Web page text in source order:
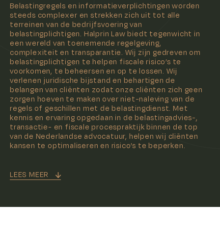
Belastingregels en informatieverplichtingen worden
steeds complexer en strekken zich uit tot alle
terreinen van de bedrijfsvoering van
belastingplichtigen. Halprin Law biedt tegenwicht in
een wereld van toenemende regelgeving,
complexiteit en transparantie. Wij zijn gedreven om
belastingplichtigen te helpen fiscale risico’s te
voorkomen, te beheersen en op te lossen. Wij
verlenen juridische bijstand en behartigen de
belangen van cliënten zodat onze cliënten zich geen
zorgen hoeven te maken over niet-naleving van de
regels of geschillen met de belastingdienst. Met
kennis en ervaring opgedaan in de belastingadvies-,
transactie- en fiscale procespraktijk binnen de top
van de Nederlandse advocatuur, helpen wij cliënten
kansen te optimaliseren en risico’s te beperken.
LEES MEER